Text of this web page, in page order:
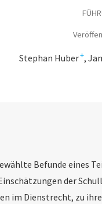
Stephan Huber+
Befunde eines
der
im Dienstrecht, zu